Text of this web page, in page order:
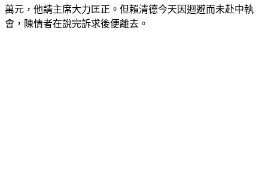
萬元，他請主席大力匡正。但賴清德今天因迴避而未赴中執
會，陳情者在說完訴求後便離去。